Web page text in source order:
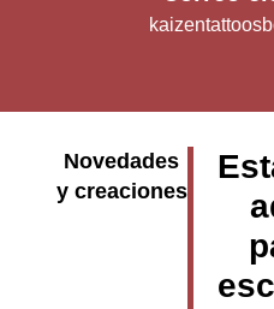
Novedades
y creaciones